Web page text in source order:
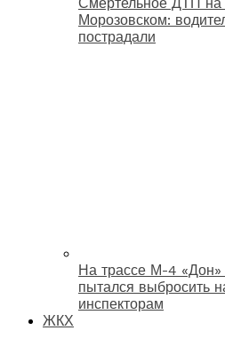
Морозовском:
пострадали
На трассе М-4 «Дон»
пытался выбросить
инспекторам
ЖКХ